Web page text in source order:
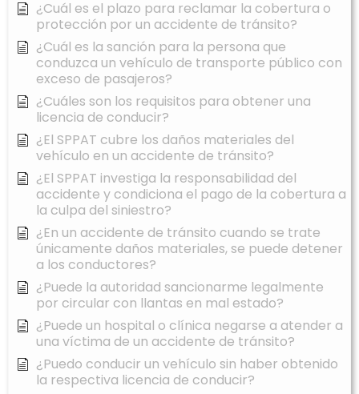
¿Cuál es el plazo para reclamar la cobertura o
protección por un accidente de tránsito?
¿Cuál es la sanción para la persona que
conduzca un vehículo de transporte público con
exceso de pasajeros?
¿Cuáles son los requisitos para obtener una
licencia de conducir?
¿El SPPAT cubre los daños materiales del
vehículo en un accidente de tránsito?
¿El SPPAT investiga la responsabilidad del
accidente y condiciona el pago de la cobertura a
la culpa del siniestro?
¿En un accidente de tránsito cuando se trate
únicamente daños materiales, se puede detener
a los conductores?
¿Puede la autoridad sancionarme legalmente
por circular con llantas en mal estado?
¿Puede un hospital o clínica negarse a atender a
una víctima de un accidente de tránsito?
¿Puedo conducir un vehículo sin haber obtenido
la respectiva licencia de conducir?